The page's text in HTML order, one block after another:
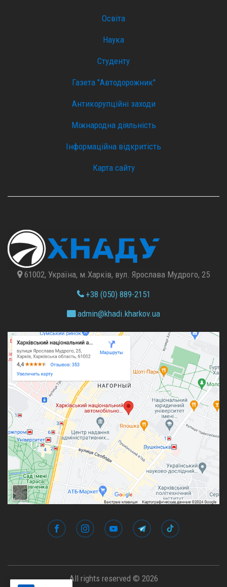
Освіта
Наука
Студенту
Газета "Автодорожник"
Антикорупційні заходи
Міжнародна діяльність
Інформаційна відкритість
Карта сайту
61002, Україна, м.Харків, вул. Ярослава Мудрого, 25
+38 (050) 889-2151
admin@khadi.kharkov.ua
All rights reserved © 2026